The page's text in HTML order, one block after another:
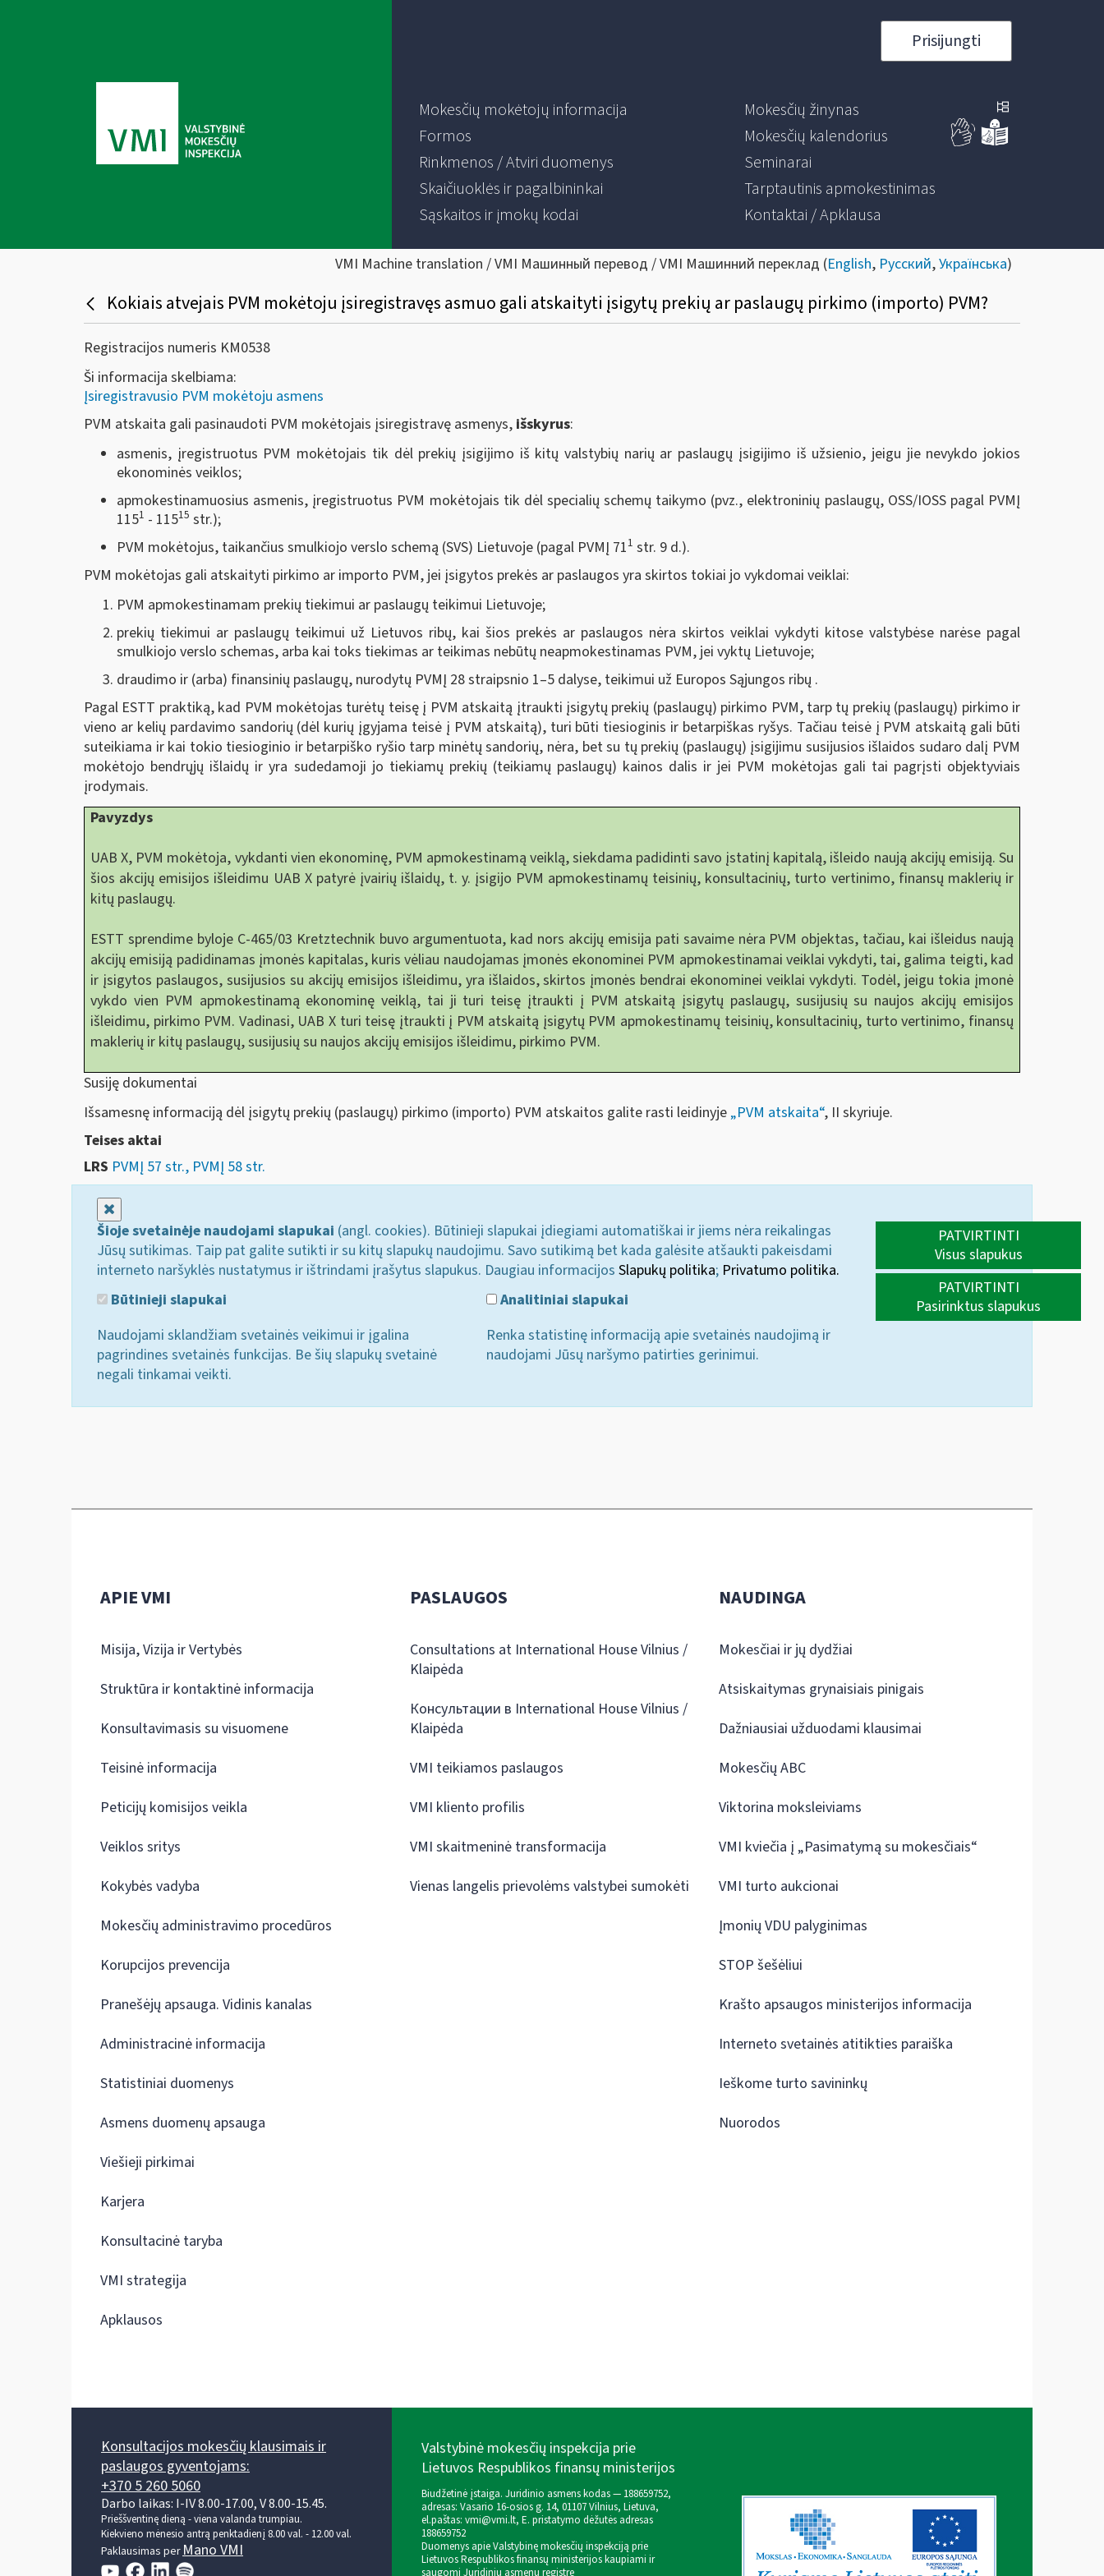
Prisijungti
Mokesčių mokėtojų informacija
Formos
Rinkmenos / Atviri duomenys
Skaičiuoklės ir pagalbininkai
Sąskaitos ir įmokų kodai
Mokesčių žinynas
Mokesčių kalendorius
Seminarai
Tarptautinis apmokestinimas
Kontaktai / Apklausa
VMI Machine translation / VMI Машинный перевод / VMI Машинний переклад (English, Русский,Українська)
Kokiais atvejais PVM mokėtoju įsiregistravęs asmuo gali atskaityti įsigytų prekių ar paslaugų pirkimo (importo) PVM?
Registracijos numeris KM0538
Ši informacija skelbiama:
Įsiregistravusio PVM mokėtoju asmens
PVM atskaita gali pasinaudoti PVM mokėtojais įsiregistravę asmenys, išskyrus:
asmenis, įregistruotus PVM mokėtojais tik dėl prekių įsigijimo iš kitų valstybių narių ar paslaugų įsigijimo iš užsienio, jeigu jie nevykdo jokios
ekonominės veiklos;
apmokestinamuosius asmenis, įregistruotus PVM mokėtojais tik dėl specialių schemų taikymo (pvz., elektroninių paslaugų, OSS/IOSS pagal PVMĮ
1151 - 11515 str.);
PVM mokėtojus, taikančius smulkiojo verslo schemą (SVS) Lietuvoje (pagal PVMĮ 711 str. 9 d.).
PVM mokėtojas gali atskaityti pirkimo ar importo PVM, jei įsigytos prekės ar paslaugos yra skirtos tokiai jo vykdomai veiklai:
PVM apmokestinamam prekių tiekimui ar paslaugų teikimui Lietuvoje;
prekių tiekimui ar paslaugų teikimui už Lietuvos ribų, kai šios prekės ar paslaugos nėra skirtos veiklai vykdyti kitose valstybėse narėse pagal
smulkiojo verslo schemas, arba kai toks tiekimas ar teikimas nebūtų neapmokestinamas PVM, jei vyktų Lietuvoje;
draudimo ir (arba) finansinių paslaugų, nurodytų PVMĮ 28 straipsnio 1–5 dalyse, teikimui už Europos Sąjungos ribų .
Pagal ESTT praktiką, kad PVM mokėtojas turėtų teisę į PVM atskaitą įtraukti įsigytų prekių (paslaugų) pirkimo PVM, tarp tų prekių (paslaugų) pirkimo ir
vieno ar kelių pardavimo sandorių (dėl kurių įgyjama teisė į PVM atskaitą), turi būti tiesioginis ir betarpiškas ryšys. Tačiau teisė į PVM atskaitą gali būti
suteikiama ir kai tokio tiesioginio ir betarpiško ryšio tarp minėtų sandorių, nėra, bet su tų prekių (paslaugų) įsigijimu susijusios išlaidos sudaro dalį PVM
mokėtojo bendrųjų išlaidų ir yra sudedamoji jo tiekiamų prekių (teikiamų paslaugų) kainos dalis ir jei PVM mokėtojas gali tai pagrįsti objektyviais
įrodymais.
Pavyzdys
UAB X, PVM mokėtoja, vykdanti vien ekonominę, PVM apmokestinamą veiklą, siekdama padidinti savo įstatinį kapitalą, išleido naują akcijų emisiją. Su
šios akcijų emisijos išleidimu UAB X patyrė įvairių išlaidų, t. y. įsigijo PVM apmokestinamų teisinių, konsultacinių, turto vertinimo, finansų maklerių ir
kitų paslaugų.
ESTT sprendime byloje C-465/03 Kretztechnik buvo argumentuota, kad nors akcijų emisija pati savaime nėra PVM objektas, tačiau, kai išleidus naują
akcijų emisiją padidinamas įmonės kapitalas, kuris vėliau naudojamas įmonės ekonominei PVM apmokestinamai veiklai vykdyti, tai, galima teigti, kad
ir įsigytos paslaugos, susijusios su akcijų emisijos išleidimu, yra išlaidos, skirtos įmonės bendrai ekonominei veiklai vykdyti. Todėl, jeigu tokia įmonė
vykdo vien PVM apmokestinamą ekonominę veiklą, tai ji turi teisę įtraukti į PVM atskaitą įsigytų paslaugų, susijusių su naujos akcijų emisijos
išleidimu, pirkimo PVM. Vadinasi, UAB X turi teisę įtraukti į PVM atskaitą įsigytų PVM apmokestinamų teisinių, konsultacinių, turto vertinimo, finansų
maklerių ir kitų paslaugų, susijusių su naujos akcijų emisijos išleidimu, pirkimo PVM.
Susiję dokumentai
Išsamesnę informaciją dėl įsigytų prekių (paslaugų) pirkimo (importo) PVM atskaitos galite rasti leidinyje „PVM atskaita“, II skyriuje.
Teises aktai
LRS PVMĮ 57 str., PVMĮ 58 str.
Šioje svetainėje naudojami slapukai (angl. cookies). Būtinieji slapukai įdiegiami automatiškai ir jiems nėra reikalingas
Jūsų sutikimas. Taip pat galite sutikti ir su kitų slapukų naudojimu. Savo sutikimą bet kada galėsite atšaukti pakeisdami
interneto naršyklės nustatymus ir ištrindami įrašytus slapukus. Daugiau informacijos Slapukų politika; Privatumo politika.
Būtinieji slapukai
Naudojami sklandžiam svetainės veikimui ir įgalina
pagrindines svetainės funkcijas. Be šių slapukų svetainė
negali tinkamai veikti.
Analitiniai slapukai
Renka statistinę informaciją apie svetainės naudojimą ir
naudojami Jūsų naršymo patirties gerinimui.
PATVIRTINTI
Visus slapukus
PATVIRTINTI
Pasirinktus slapukus
APIE VMI
Misija, Vizija ir Vertybės
Struktūra ir kontaktinė informacija
Konsultavimasis su visuomene
Teisinė informacija
Peticijų komisijos veikla
Veiklos sritys
Kokybės vadyba
Mokesčių administravimo procedūros
Korupcijos prevencija
Pranešėjų apsauga. Vidinis kanalas
Administracinė informacija
Statistiniai duomenys
Asmens duomenų apsauga
Viešieji pirkimai
Karjera
Konsultacinė taryba
VMI strategija
Apklausos
PASLAUGOS
Consultations at International House Vilnius /
Klaipėda
Консультации в International House Vilnius /
Klaipėda
VMI teikiamos paslaugos
VMI kliento profilis
VMI skaitmeninė transformacija
Vienas langelis prievolėms valstybei sumokėti
NAUDINGA
Mokesčiai ir jų dydžiai
Atsiskaitymas grynaisiais pinigais
Dažniausiai užduodami klausimai
Mokesčių ABC
Viktorina moksleiviams
VMI kviečia į „Pasimatymą su mokesčiais“
VMI turto aukcionai
Įmonių VDU palyginimas
STOP šešėliui
Krašto apsaugos ministerijos informacija
Interneto svetainės atitikties paraiška
Ieškome turto savininkų
Nuorodos
Konsultacijos mokesčių klausimais ir
paslaugos gyventojams:
+370 5 260 5060
Darbo laikas: I-IV 8.00-17.00, V 8.00-15.45.
Prieššventinę dieną - viena valanda trumpiau.
Kiekvieno mėnesio antrą penktadienį 8.00 val. - 12.00 val.
Paklausimas perMano VMI
Valstybinė mokesčių inspekcija prie
Lietuvos Respublikos finansų ministerijos
Biudžetinė įstaiga. Juridinio asmens kodas — 188659752,
adresas: Vasario 16-osios g. 14, 01107 Vilnius, Lietuva,
el.paštas: vmi@vmi.lt, E. pristatymo dėžutės adresas
188659752
Duomenys apie Valstybinę mokesčių inspekciją prie
Lietuvos Respublikos finansų ministerijos kaupiami ir
saugomi Juridinių asmenų registre